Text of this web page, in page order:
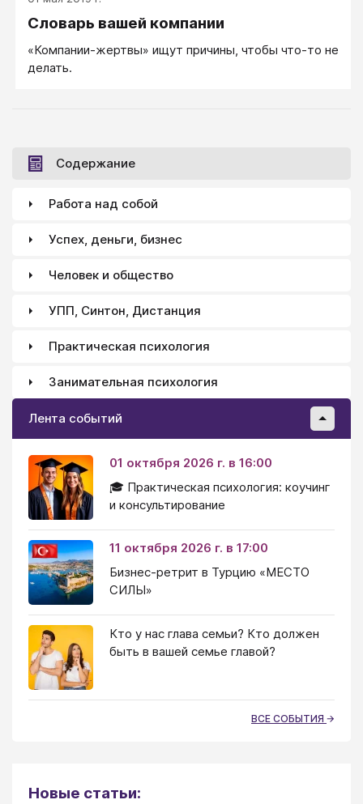
Словарь вашей компании
«Компании-жертвы» ищут причины, чтобы что-то не
делать.
Содержание
Работа над собой
Успех, деньги, бизнес
Человек и общество
УПП, Синтон, Дистанция
Практическая психология
Занимательная психология
Лента событий
01 октября 2026 г. в 16:00
🎓 Практическая психология: коучинг
и консультирование
11 октября 2026 г. в 17:00
Бизнес-ретрит в Турцию «МЕСТО
СИЛЫ»
Кто у нас глава семьи? Кто должен
быть в вашей семье главой?
ВСЕ СОБЫТИЯ
Новые статьи: